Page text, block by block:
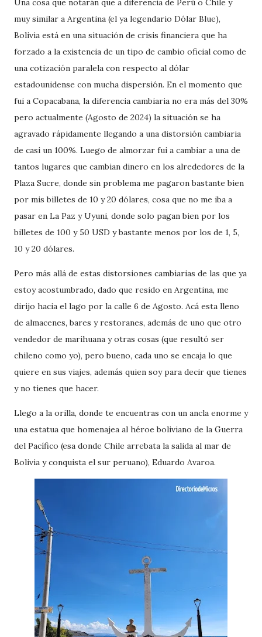
Una cosa que notarán que a diferencia de Perú o Chile y
muy similar a Argentina (el ya legendario Dólar Blue),
Bolivia está en una situación de crisis financiera que ha
forzado a la existencia de un tipo de cambio oficial como de
una cotización paralela con respecto al dólar
estadounidense con mucha dispersión. En el momento que
fui a Copacabana, la diferencia cambiaria no era más del 30%
pero actualmente (Agosto de 2024) la situación se ha
agravado rápidamente llegando a una distorsión cambiaria
de casi un 100%. Luego de almorzar fui a cambiar a una de
tantos lugares que cambian dinero en los alrededores de la
Plaza Sucre, donde sin problema me pagaron bastante bien
por mis billetes de 10 y 20 dólares, cosa que no me iba a
pasar en La Paz y Uyuni, donde solo pagan bien por los
billetes de 100 y 50 USD y bastante menos por los de 1, 5,
10 y 20 dólares.
Pero más allá de estas distorsiones cambiarias de las que ya
estoy acostumbrado, dado que resido en Argentina, me
dirijo hacia el lago por la calle 6 de Agosto. Acá esta lleno
de almacenes, bares y restoranes, además de uno que otro
vendedor de marihuana y otras cosas (que resultó ser
chileno como yo), pero bueno, cada uno se encaja lo que
quiere en sus viajes, además quien soy para decir que tienes
y no tienes que hacer.
Llego a la orilla, donde te encuentras con un ancla enorme y
una estatua que homenajea al héroe boliviano de la Guerra
del Pacífico (esa donde Chile arrebata la salida al mar de
Bolivia y conquista el sur peruano), Eduardo Avaroa.